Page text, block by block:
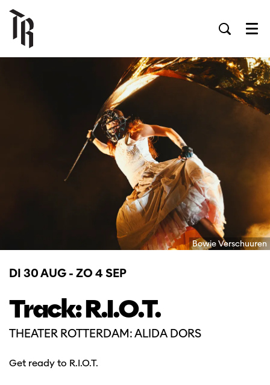
Bowie Verschuuren
Track: R.I.O.T.
THEATER ROTTERDAM: ALIDA DORS
DI 30 AUG - ZO 4 SEP
Get ready to R.I.O.T.